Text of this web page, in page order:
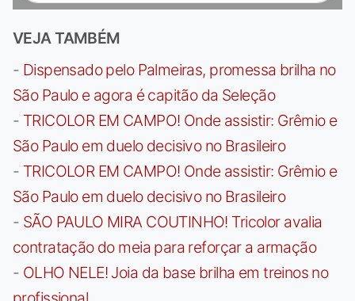
VEJA TAMBÉM
- Dispensado pelo Palmeiras, promessa brilha no
São Paulo e agora é capitão da Seleção
- TRICOLOR EM CAMPO! Onde assistir: Grêmio e
São Paulo em duelo decisivo no Brasileiro
- TRICOLOR EM CAMPO! Onde assistir: Grêmio e
São Paulo em duelo decisivo no Brasileiro
- SÃO PAULO MIRA COUTINHO! Tricolor avalia
contratação do meia para reforçar a armação
- OLHO NELE! Joia da base brilha em treinos no